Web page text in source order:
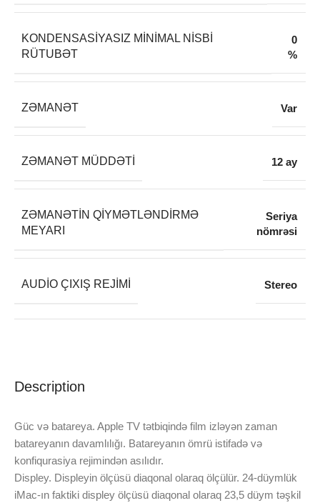
Description
Güc və batareya. Apple TV tətbiqində film izləyən zaman
batareyanın davamlılığı. Batareyanın ömrü istifadə və
konfiqurasiya rejimindən asılıdır.
Displey. Displeyin ölçüsü diaqonal olaraq ölçülür. 24-düymlük
iMac-ın faktiki displey ölçüsü diaqonal olaraq 23,5 düym təşkil
KONDENSASIYASIZ MINIMAL NISBI
RÜTUBƏT
0
%
ZƏMANƏT Var
ZƏMANƏT MÜDDƏTI 12 ay
ZƏMANƏTIN QIYMƏTLƏNDIRMƏ
MEYARI
Seriya
nömrəsi
AUDIO ÇIXIŞ REJIMI Stereo